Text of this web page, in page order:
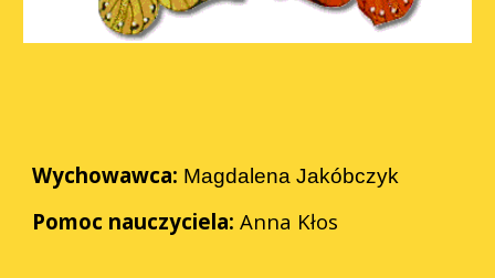
Wychowawca: Magdalena Jakóbczyk
Pomoc nauczyciela:Anna Kłos